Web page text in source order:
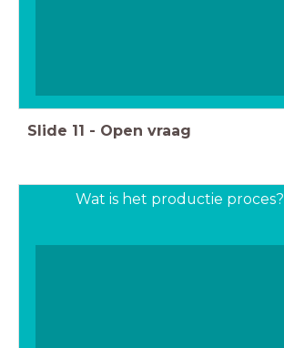
Slide 11 - Open vraag
Wat is het productie proces?